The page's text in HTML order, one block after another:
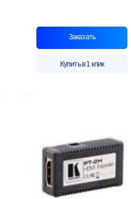
Заказать
Купить в 1 клик